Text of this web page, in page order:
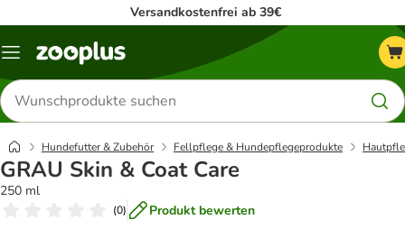
Versandkostenfrei ab 39€
Menü
Produkte
suchen
Hundefutter & Zubehör Fellpflege & Hundepflegeprodukte
GRAU Skin & Coat Care
250 ml
(0) Produkt bewerten